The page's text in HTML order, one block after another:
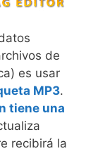
de
es usar
MP3.
tiene una
recibirá la